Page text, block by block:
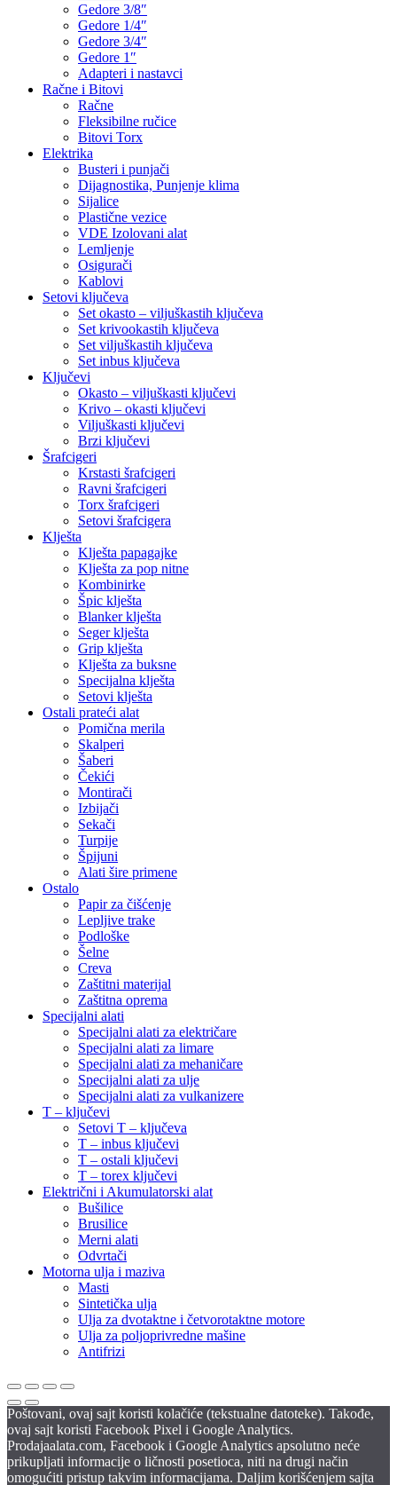
Gedore 3/8″
Gedore 1/4″
Gedore 3/4″
Gedore 1″
Adapteri i nastavci
Račne i Bitovi
Račne
Fleksibilne ručice
Bitovi Torx
Elektrika
Busteri i punjači
Dijagnostika, Punjenje klima
Sijalice
Plastične vezice
VDE Izolovani alat
Lemljenje
Osigurači
Kablovi
Setovi ključeva
Set okasto – viljuškastih ključeva
Set krivookastih ključeva
Set viljuškastih ključeva
Set inbus ključeva
Ključevi
Okasto – viljuškasti ključevi
Krivo – okasti ključevi
Viljuškasti ključevi
Brzi ključevi
Šrafcigeri
Krstasti šrafcigeri
Ravni šrafcigeri
Torx šrafcigeri
Setovi šrafcigera
Klješta
Klješta papagajke
Klješta za pop nitne
Kombinirke
Špic klješta
Blanker klješta
Seger klješta
Grip klješta
Klješta za buksne
Specijalna klješta
Setovi klješta
Ostali prateći alat
Pomična merila
Skalperi
Šaberi
Čekići
Montirači
Izbijači
Sekači
Turpije
Špijuni
Alati šire primene
Ostalo
Papir za čišćenje
Lepljive trake
Podloške
Šelne
Creva
Zaštitni materijal
Zaštitna oprema
Specijalni alati
Specijalni alati za električare
Specijalni alati za limare
Specijalni alati za mehaničare
Specijalni alati za ulje
Specijalni alati za vulkanizere
T – ključevi
Setovi T – ključeva
T – inbus ključevi
T – ostali ključevi
T – torex ključevi
Električni i Akumulatorski alat
Bušilice
Brusilice
Merni alati
Odvrtači
Motorna ulja i maziva
Masti
Sintetička ulja
Ulja za dvotaktne i četvorotaktne motore
Ulja za poljoprivredne mašine
Antifrizi
Poštovani, ovaj sajt koristi kolačiće (tekstualne datoteke). Takođe,
ovaj sajt koristi Facebook Pixel i Google Analytics.
Prodajaalata.com, Facebook i Google Analytics apsolutno neće
prikupljati informacije o ličnosti posetioca, niti na drugi način
omogućiti pristup takvim informacijama. Daljim korišćenjem sajta